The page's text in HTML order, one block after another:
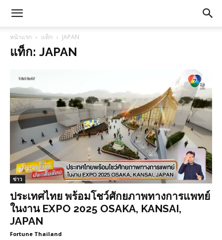
หน้าแรก แท็ก JAPAN
แท็ก: JAPAN
ข่าว
ประเทศไทย พร้อมโชว์ศักยภาพทางการแพทย์
ในงาน EXPO 2025 OSAKA, KANSAI,
JAPAN
Fortune Thailand